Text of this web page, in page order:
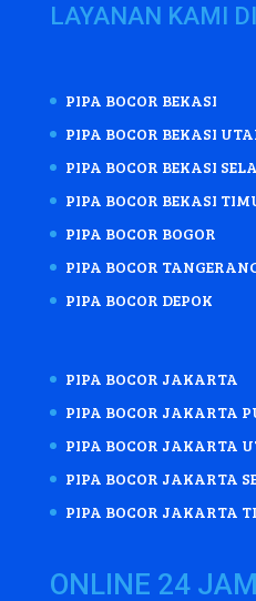
LAYANAN KAMI
PIPA BOCOR BEKASI
PIPA BOCOR BEKASI
PIPA BOCOR BEKASI
PIPA BOCOR BEKASI
PIPA BOCOR BOGOR
PIPA BOCOR
PIPA BOCOR DEPOK
PIPA BOCOR JAKARTA
PIPA BOCOR JAKARTA
PIPA BOCOR JAKARTA
PIPA BOCOR JAKARTA
PIPA BOCOR JAKARTA
ONLINE 24 JAM